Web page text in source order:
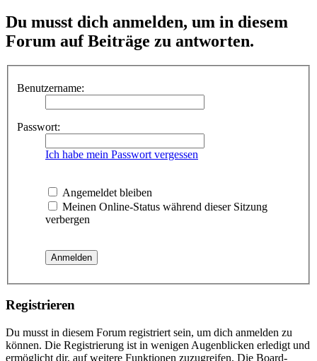
Du musst dich anmelden, um in diesem
Forum auf Beiträge zu antworten.
Benutzername:
Passwort:
Ich habe mein Passwort vergessen
Angemeldet bleiben
Meinen Online-Status während dieser Sitzung
verbergen
Registrieren
Du musst in diesem Forum registriert sein, um dich anmelden zu
können. Die Registrierung ist in wenigen Augenblicken erledigt und
ermöglicht dir, auf weitere Funktionen zuzugreifen. Die Board-